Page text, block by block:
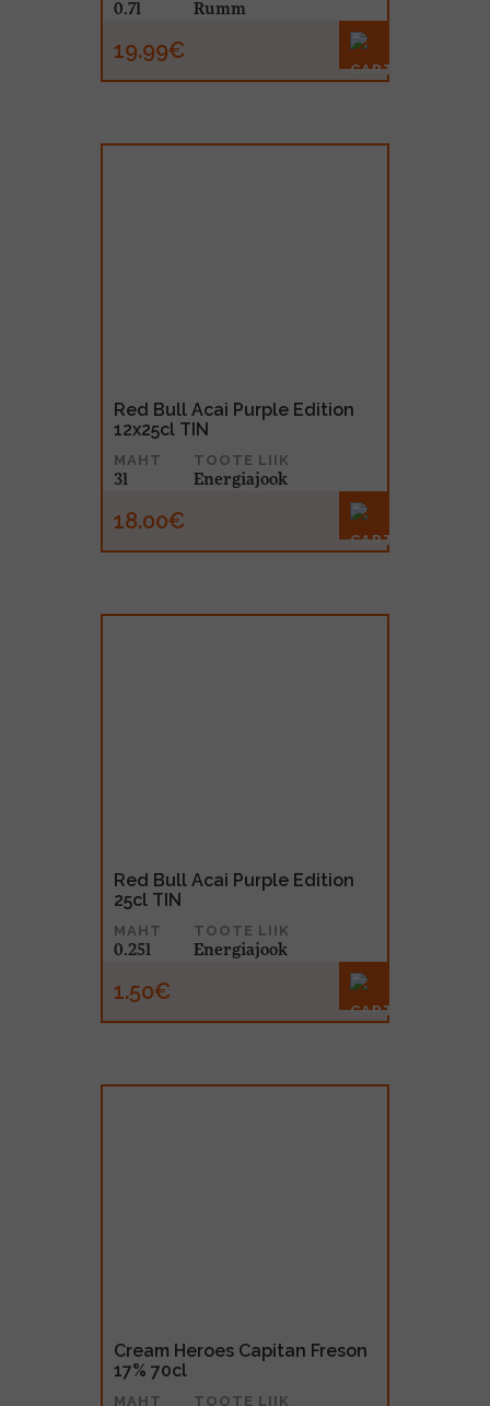
0.7l
Rumm
19.99€
Red Bull Acai Purple Edition
12x25cl TIN
MAHT
3l
TOOTE LIIK
Energiajook
18.00€
Red Bull Acai Purple Edition
25cl TIN
MAHT
0.25l
TOOTE LIIK
Energiajook
1.50€
Cream Heroes Capitan Freson
17% 70cl
MAHT
TOOTE LIIK